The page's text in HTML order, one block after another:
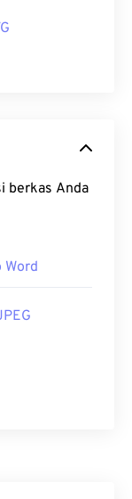
berkas Anda
Word